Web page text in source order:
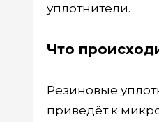
уплотнители.
Что
Резиновые
приведёт к